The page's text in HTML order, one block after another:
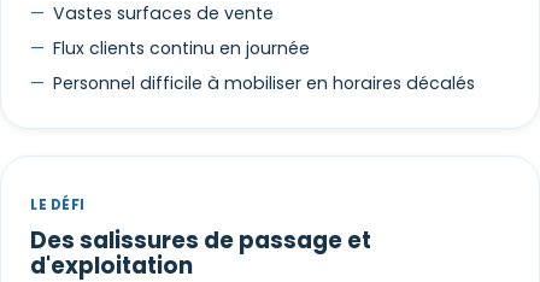
Vastes surfaces de vente
Flux clients continu en journée
Personnel difficile à mobiliser en horaires décalés
LE DÉFI
Des salissures de passage et
d'exploitation